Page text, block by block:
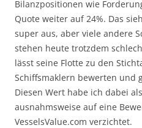
Bilanzpositionen wie
Quote weiter auf 24%. Das
super aus, aber viele andere
stehen heute trotzdem
lässt seine Flotte zu den
Schiffsmaklern bewerten und
Diesen Wert habe ich dabei
ausnahmsweise auf eine
VesselsValue.com verzichtet.